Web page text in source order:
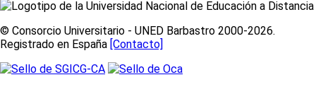
© Consorcio Universitario - UNED Barbastro 2000-2026.
Registrado en España [Contacto]